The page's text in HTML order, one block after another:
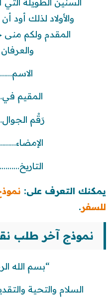
والأولاد لذلك أود
المقدم ولكم
المقيم
رَقْم
يمكنك التعرف على:
للسفر.
نموذج آخر طلب
“بسم الله
السلام والتحية